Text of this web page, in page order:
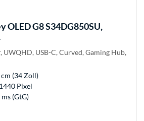
OLED G8 S34DG850SU,
UWQHD, USB-C, Curved, Gaming Hub,
(34 Zoll)
Pixel
(GtG)